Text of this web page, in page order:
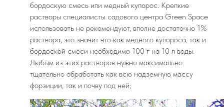
бордоскую смесь или медный купорос. Крепкие
растворы специалисты садового центра Green Space
использовать не рекомендуют, вполне достаточно 1%
раствора, это значит что как медного купороса, так и
бордоской смеси необходимо 100 г на 10 л воды.
Любым из этих растворов нужно максимально
тщательно обработать как всю надземную массу
форзиции, так и почву под ней;